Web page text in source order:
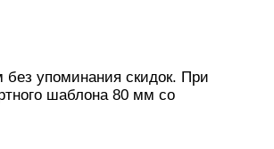
упоминания скидок. При
шаблона 80 мм со